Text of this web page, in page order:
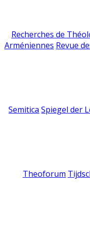
Recherches de
Arméniennes Revue
Semitica Spiegel der
Theoforum